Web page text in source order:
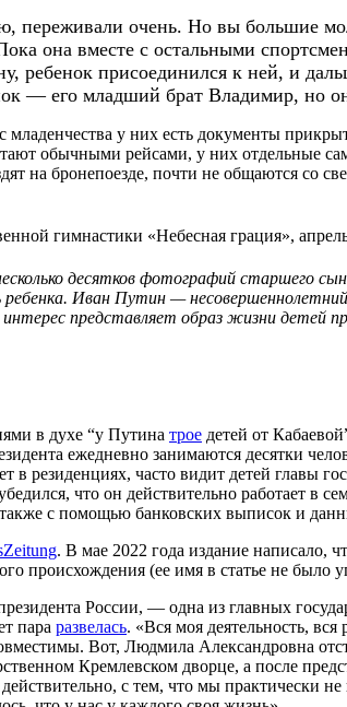
переживали очень. Но вы большие
она вместе с остальными
ребенок присоединился к ней, и
— его младший брат Владимир, но
младенчества у них есть документы
обычными рейсами, у них отдельные
на бронепоезде, почти не общаются со
гимнастики «Небесная грация»,
десятков фотографий старшего
Иван Путин —
представляет образ жизни детей
в духе “у Путина трое детей от
ежедневно занимаются десятки
часто видит детей главы
что он действительно работает в
с помощью банковских выписок и
. В мае 2022 года издание написало,
происхождения (ее имя в статье не было
России, — одна из главных
пара развелась. «Вся моя деятельность,
Вот, Людмила Александровна
Кремлевском дворце, а после
с тем, что мы